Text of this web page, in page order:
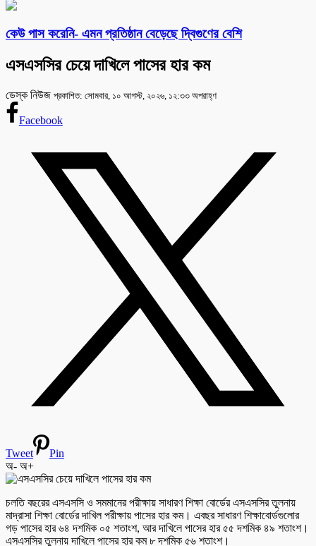
কেউ পাস করেনি- এমন প্রতিষ্ঠান বেড়েছে দ্বিগুণের বেশি
এসএসসির চেয়ে দাখিলে পাসের হার কম
ডেস্ক নিউজ প্রকাশিত: সোমবার, ১০ আগস্ট, ২০২৬, ১২:৩৩ অপরাহ্ণ
Facebook
Tweet
Pin
অ- অ+
চলতি বছরের এসএসসি ও সমমানের পরীক্ষায় সাধারণ শিক্ষা বোর্ডের এসএসসির তুলনায়
মাদ্রাসা শিক্ষা বোর্ডের দাখিল পরীক্ষায় পাসের হার কম। এবছর সাধারণ শিক্ষাবোর্ডগুলোর
গড় পাসের হার ৬৪ দশমিক ০৫ শতাংশ, আর দাখিলে পাসের হার ৫৫ দশমিক ৪৯ শতাংশ।
এসএসসির তুলনায় দাখিলে পাসের হার কম ৮ দশমিক ৫৬ শতাংশ।